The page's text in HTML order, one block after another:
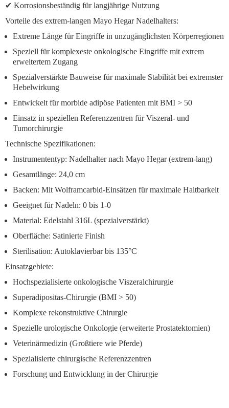
✔ Korrosionsbeständig für langjährige Nutzung
Vorteile des extrem-langen Mayo Hegar Nadelhalters:
Extreme Länge für Eingriffe in unzugänglichsten Körperregionen
Speziell für komplexeste onkologische Eingriffe mit extrem
erweitertem Zugang
Spezialverstärkte Bauweise für maximale Stabilität bei extremster
Hebelwirkung
Entwickelt für morbide adipöse Patienten mit BMI > 50
Einsatz in speziellen Referenzzentren für Viszeral- und
Tumorchirurgie
Technische Spezifikationen:
Instrumententyp: Nadelhalter nach Mayo Hegar (extrem-lang)
Gesamtlänge: 24,0 cm
Backen: Mit Wolframcarbid-Einsätzen für maximale Haltbarkeit
Geeignet für Nadeln: 0 bis 1-0
Material: Edelstahl 316L (spezialverstärkt)
Oberfläche: Satinierte Finish
Sterilisation: Autoklavierbar bis 135°C
Einsatzgebiete:
Hochspezialisierte onkologische Viszeralchirurgie
Superadipositas-Chirurgie (BMI > 50)
Komplexe rekonstruktive Chirurgie
Spezielle urologische Onkologie (erweiterte Prostatektomien)
Veterinärmedizin (Großtiere wie Pferde)
Spezialisierte chirurgische Referenzzentren
Forschung und Entwicklung in der Chirurgie